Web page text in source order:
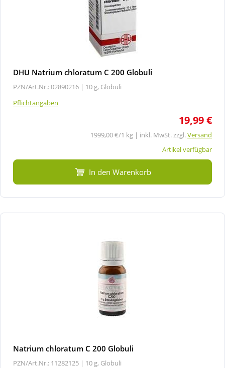
DHU Natrium chloratum C 200 Globuli
PZN/Art.Nr.: 02890216 | 10 g, Globuli
Pflichtangaben
19,99 €
1999,00 €/1 kg | inkl. MwSt. zzgl.Versand
Artikel verfügbar
In den Warenkorb
Natrium chloratum C 200 Globuli
PZN/Art.Nr.: 11282125 | 10 g, Globuli